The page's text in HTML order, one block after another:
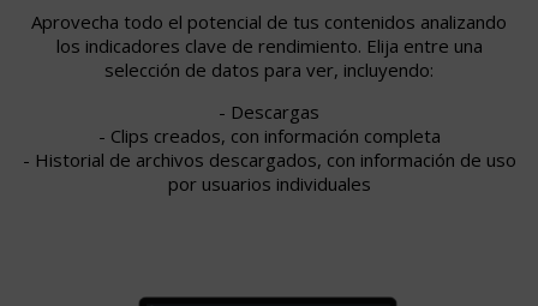
Aprovecha todo el potencial de tus contenidos analizando
los indicadores clave de rendimiento. Elija entre una
selección de datos para ver, incluyendo:
- Descargas
- Clips creados, con información completa
- Historial de archivos descargados, con información de uso
por usuarios individuales